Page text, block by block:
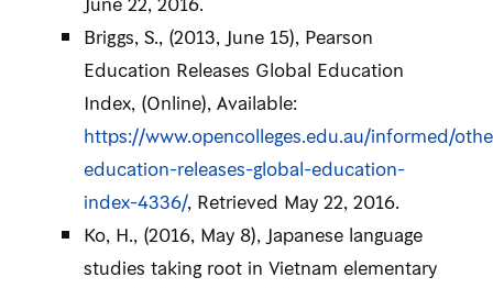
Briggs, S., (2013, June 15), Pearson
Education Releases Global Education
Index, (Online), Available:
https://www.opencolleges.edu.au/informed/
education-releases-global-education-
index-4336/, Retrieved May 22, 2016.
Ko, H., (2016, May 8), Japanese language
studies taking root in Vietnam elementary